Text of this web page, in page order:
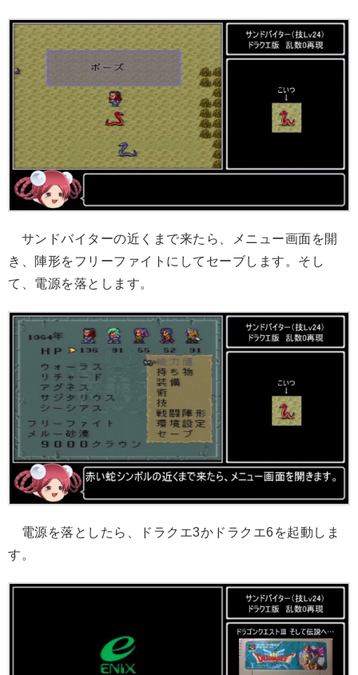
サンドバイターの近くまで来たら、メニュー画面を開
き、陣形をフリーファイトにしてセーブします。そし
て、電源を落とします。
電源を落としたら、ドラクエ3かドラクエ6を起動しま
す。